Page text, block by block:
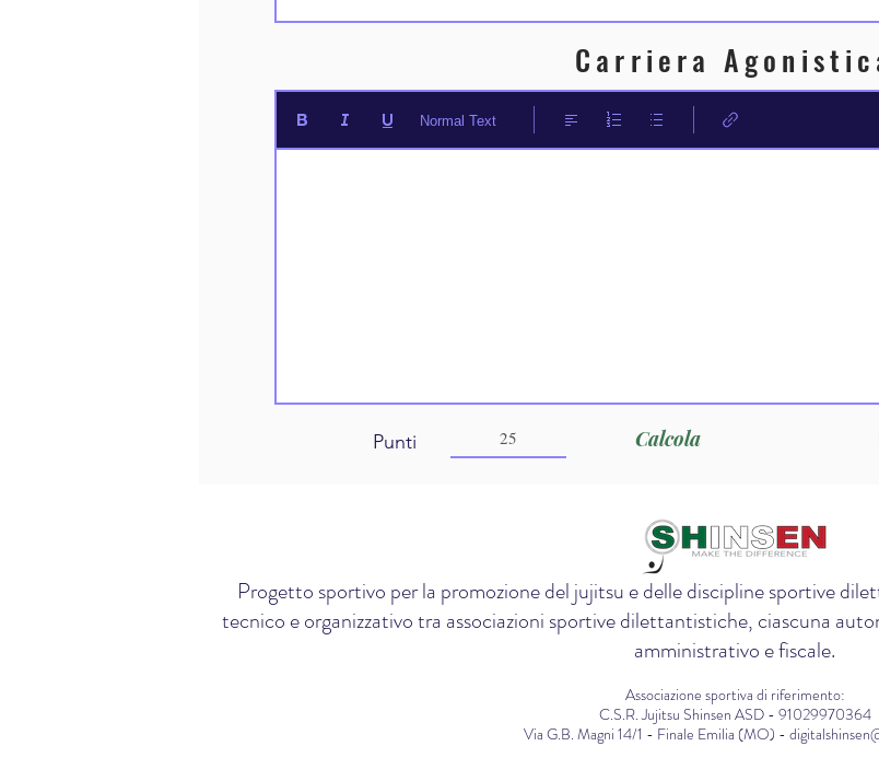
Carriera
Normal Text
Punti Calcola
Progetto sportivo per la promozione del jujitsu e delle discipline sportive
tecnico e organizzativo tra associazioni sportive dilettantistiche, ciascuna
amministrativo e fiscale.
Associazione sportiva di riferimento:
C.S.R. Jujitsu Shinsen ASD - 91029970364
Via G.B. Magni 14/1 - Finale Emilia (MO) -